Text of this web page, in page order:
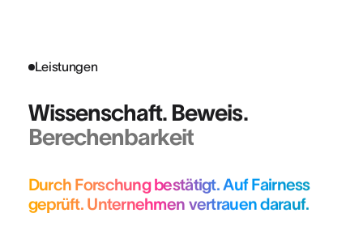
Leistungen
Wissenschaft. Beweis.
Berechenbarkeit
Durch Forschung bestätigt. Auf Fairness
geprüft. Unternehmen vertrauen darauf.